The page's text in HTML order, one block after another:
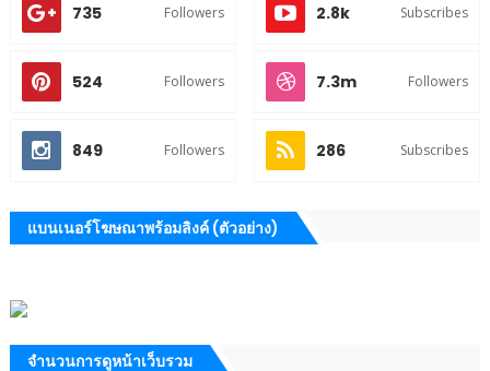
735 Followers 2.8k Subscribes
524 Followers 7.3m Followers
849 Followers 286 Subscribes
แบนเนอร์โฆษณาพร้อมลิงค์ (ตัวอย่าง)
จำนวนการดูหน้าเว็บรวม